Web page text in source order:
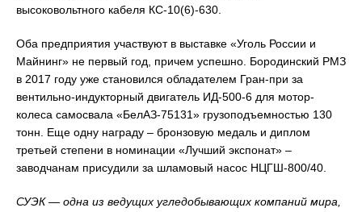
высоковольтного кабеля КС-10(6)-630.
Оба предприятия участвуют в выставке «Уголь России и
Майнинг» не первый год, причем успешно. Бородинский РМЗ
в 2017 году уже становился обладателем Гран-при за
вентильно-индукторный двигатель ИД-500-6 для мотор-
колеса самосвала «БелАЗ-75131» грузоподъемностью 130
тонн. Еще одну награду – бронзовую медаль и диплом
третьей степени в номинации «Лучший экспонат» –
заводчанам присудили за шламовый насос НЦГШ-800/40.
СУЭК — одна из ведущих угледобывающих компаний мира,